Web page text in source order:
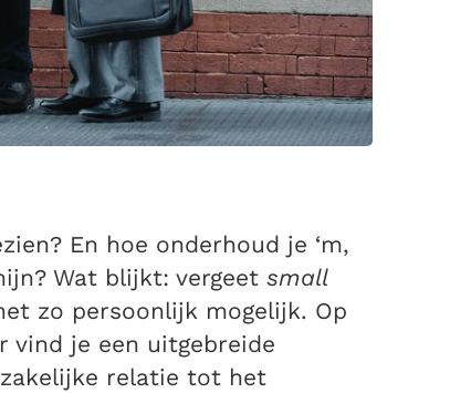
En hoe onderhoud je ‘m,
Wat blijkt: vergeet small
zo persoonlijk mogelijk. Op
vind je een uitgebreide
relatie tot het